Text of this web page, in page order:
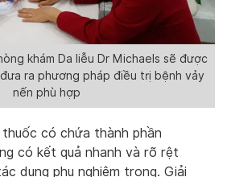
khám Da liễu Dr Michaels sẽ được
ra phương pháp điều trị bệnh vảy
nến phù hợp
có chứa thành phần
có kết quả nhanh và rõ rệt
dụng phụ nghiêm trọng. Giải